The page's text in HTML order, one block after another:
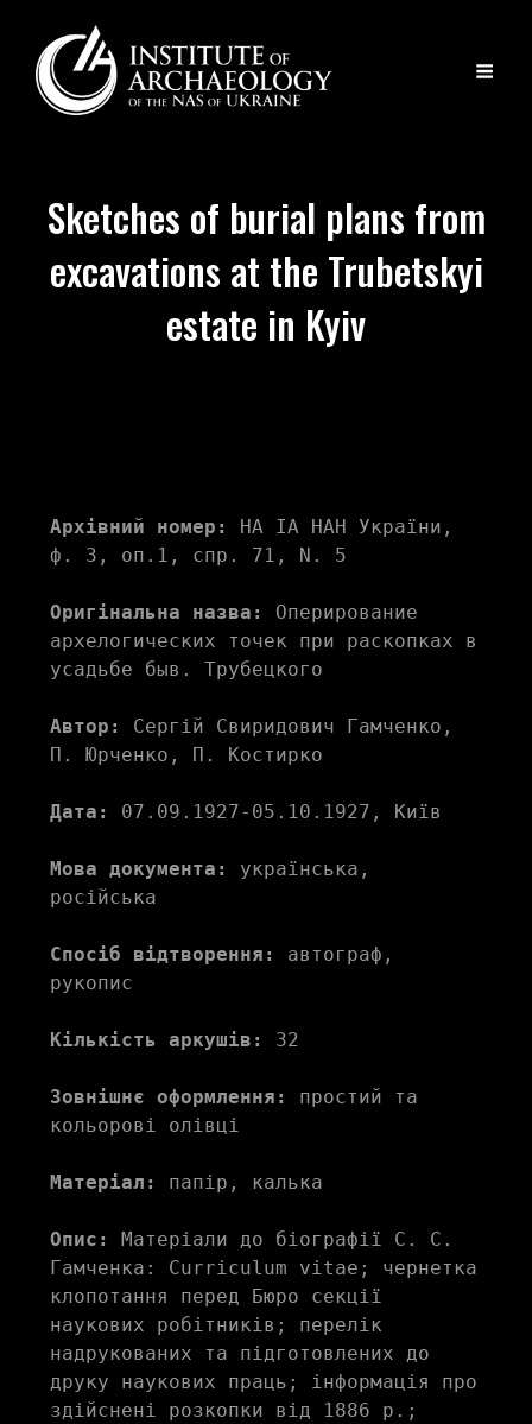
Sketches of burial plans from
excavations at the Trubetskyi
estate in Kyiv
Архівний номер:
НА ІА НАН України,
ф. 3, оп.1, спр. 71, N. 5
Оригінальна назва:
Оперирование
архелогических точек при раскопках в
усадьбе быв. Трубецкого
Автор:
Сергій Свиридович Гамченко,
П. Юрченко, П. Костирко
Дата: 07.09.1927-05.10.1927, Київ
Мова документа:
українська,
російська
Спосіб відтворення:
автограф,
рукопис
Кількість аркушів: 32
Зовнішнє оформлення:
простий та
кольорові олівці
Матеріал: папір, калька
Опис:
Матеріали до біографії С. С.
Гамченка: Curriculum vitae; чернетка
клопотання перед Бюро секції
наукових робітників; перелік
надрукованих та підготовлених до
друку наукових праць; інформація про
здійснені розкопки від 1886 р.;